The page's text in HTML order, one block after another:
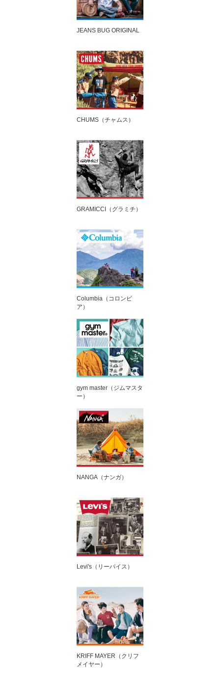
JEANS BUG ORIGINAL
CHUMS（チャムス）
GRAMICCI（グラミチ）
Columbia（コロンビ
ア）
gym master（ジムマスタ
ー）
NANGA（ナンガ）
Levi's（リーバイス）
KRIFF MAYER（クリフ
メイヤー）